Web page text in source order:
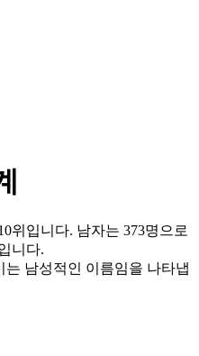
위입니다. 남자는 373명으로
니다.
는 남성적인 이름임을 나타냅